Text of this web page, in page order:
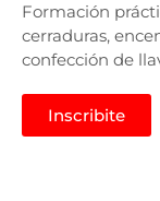
Formación
cerraduras,
confección de
Inscribite